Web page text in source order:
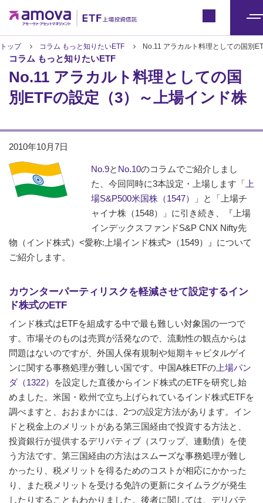
ETFトップ
ニ
トップ コラム もっと知りたいETF No.11 アラカルト料理としての国別
コラム もっと知りたいETF
No.11 アラカルト料理としての国
別ETFの設定（3）～上場インド株
2010年10月7日
No.9と No.10のコラムでご紹介しまし
た、今回同時に3本設定・上場します「 上
場S&P500米国株（1547）
」と「上場チ
ャイナ株（1548）」に引き続き、『上場
インデックスファンドS&P CNX Nifty先
物（インド株式）<愛称:上場インド株式>（1549）』について
ご紹介します。
カウンターパーティリスクを軽減させて設定するイン
ド株式のETF
インド株式はETFを組成する中で最も難しい対象国の一つで
す。市場そのものは売買が活発なので、流動性の観点からは
問題はないのですが、外国人保有規制や短期キャピタルゲイ
ンに関する事務処理が難しい国です。中国A株ETFの 上場パン
ダ（1322）
を設定した直後からインド株式のETFを研究し始
めました。米国・欧州で立ち上げられているインド株式ETFを
調べますと、おおまかには、2つの設定方法があります。イン
ドと税金上のメリットがある第三国経由で投資する方法と、
投資銀行が提供するデリバティブ（スワップ、連動債）を使
う方法です。第三国経由の方法はスムーズな事務処理が難し
かったり、税メリットを得るためのコストが相応にかかった
り、また税メリットを受ける免許の更新にタイムラグが発生
したりすることもわかりました。後者に関しては、デリバテ